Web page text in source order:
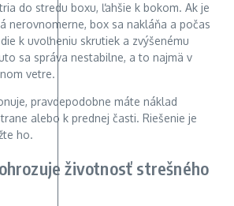
do stredu boxu, ľahšie k bokom. Ak je
nerovnomerne, box sa nakláňa a počas
k uvoľneniu skrutiek a zvýšenému
sa správa nestabilne, a to najmä v
vetre.
pravdepodobne máte náklad
alebo k prednej časti. Riešenie je
ho.
životnosť strešného